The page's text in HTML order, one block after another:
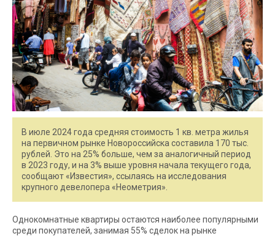
В июле 2024 года средняя стоимость 1 кв. метра жилья
на первичном рынке Новороссийска составила 170 тыс.
рублей. Это на 25% больше, чем за аналогичный период
в 2023 году, и на 3% выше уровня начала текущего года,
сообщают «Известия», ссылаясь на исследования
крупного девелопера «Неометрия».
Однокомнатные квартиры остаются наиболее популярными
среди покупателей, занимая 55% сделок на рынке